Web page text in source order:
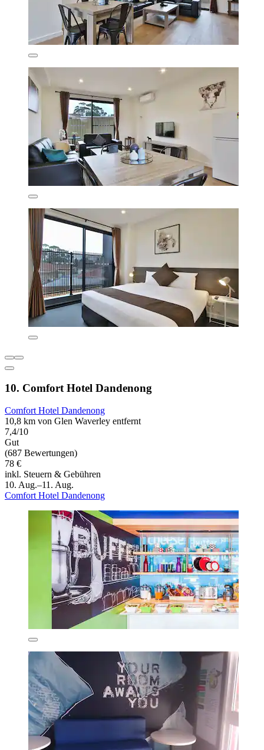
10. Comfort Hotel Dandenong
Comfort Hotel Dandenong
10,8 km von Glen Waverley entfernt
7,4/10
Gut
(687 Bewertungen)
78 €
inkl. Steuern & Gebühren
10. Aug.–11. Aug.
Comfort Hotel Dandenong